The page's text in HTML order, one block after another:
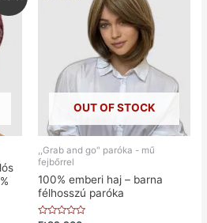
OUT OF STOCK
,,Grab and go" paróka - mű
fejbőrrel
100% emberi haj – barna
félhosszú paróka